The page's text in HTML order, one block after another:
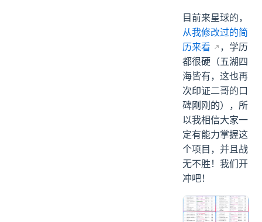
目前来星球的，
从我修改过的简
历来看
，学历
都很硬（五湖四
海皆有，这也再
次印证二哥的口
碑刚刚的），所
以我相信大家一
定有能力掌握这
个项目，并且战
无不胜！我们开
冲吧！